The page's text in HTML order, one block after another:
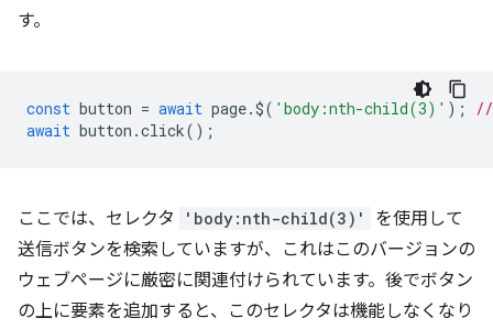
す。
const button = await page.$( 'body:nth-child(3)' );
//
await button .click();
ここでは、セレクタ 'body:nth-child(3)'
を使用して
送信ボタンを検索していますが、これはこのバージョンの
ウェブページに厳密に関連付けられています。後でボタン
の上に要素を追加すると、このセレクタは機能しなくなり